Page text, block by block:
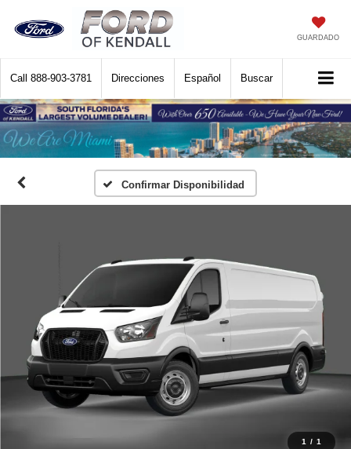
GUARDADO
Call 888-903-3781 Direcciones Español Buscar
Confirmar Disponibilidad
1 / 1